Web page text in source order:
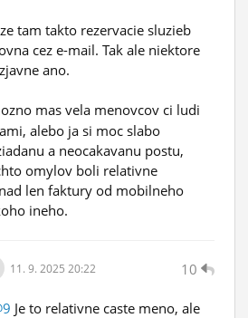
tam takto rezervacie sluzieb
cez e-mail. Tak ale niektore
ano.
mas vela menovcov ci ludi
alebo ja si moc slabo
a neocakavanu postu,
omylov boli relativne
len faktury od mobilneho
ineho.
10
11. 9. 2025 20:22
Je to relativne caste meno, ale